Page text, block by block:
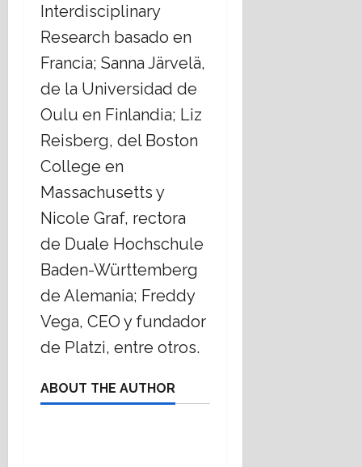
Interdisciplinary
Research basado en
Francia; Sanna Järvelä,
de la Universidad de
Oulu en Finlandia; Liz
Reisberg, del Boston
College en
Massachusetts y
Nicole Graf, rectora
de Duale Hochschule
Baden-Württemberg
de Alemania; Freddy
Vega, CEO y fundador
de Platzi, entre otros.
ABOUT THE AUTHOR